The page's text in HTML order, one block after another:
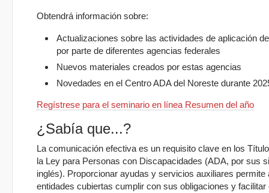
Obtendrá información sobre:
Actualizaciones sobre las actividades de aplicación
por parte de diferentes agencias federales
Nuevos materiales creados por estas agencias
Novedades en el Centro ADA del Noreste durante
Regístrese para el seminario en línea Resumen del año
¿Sabía que...?
La comunicación efectiva es un requisito clave en los
la Ley para Personas con Discapacidades (ADA, por sus
inglés). Proporcionar ayudas y servicios auxiliares permite
entidades cubiertas cumplir con sus obligaciones y facilitar